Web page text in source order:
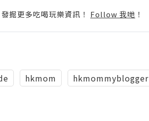
掘更多吃喝玩樂資訊！ Follow 我哋 ！
hkmom hkmommyblogger